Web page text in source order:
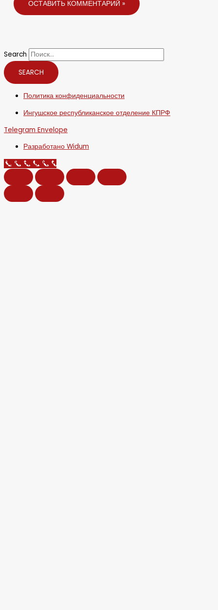
Search
SEARCH
Политика конфиденциальности
Ингушское республиканское отделение КПРФ
Telegram Envelope
Разработано Widum
Call Now Button